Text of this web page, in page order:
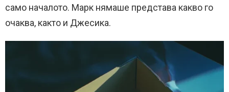
само началото. Марк нямаше представа какво го
очаква, както и Джесика.